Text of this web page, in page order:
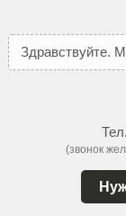
Здравствуйте. М
(звонок